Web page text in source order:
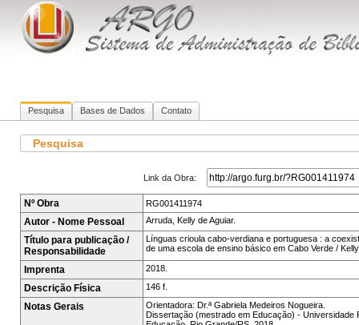
Pesquisa Bases de Dados Contato
Pesquisa
Link da Obra:
Nº Obra RG001411974
Autor - Nome Pessoal Arruda, Kelly de Aguiar.
Título para publicação /
Responsabilidade
Línguas crioula cabo-verdiana e portuguesa : a
de uma escola de ensino básico em Cabo Verde /
Imprenta 2018.
Descrição Física 146 f.
Notas Gerais
Orientadora: Dr.ª Gabriela Medeiros Nogueira.
Dissertação (mestrado em Educação) -